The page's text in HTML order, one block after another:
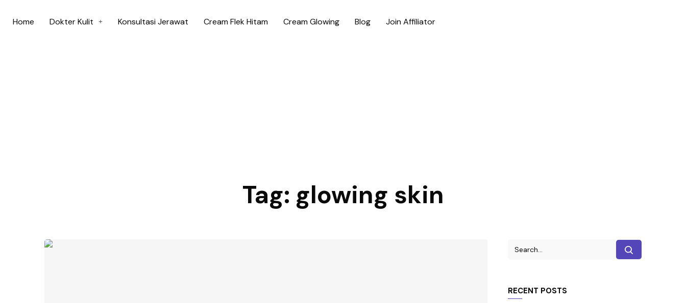
Home Dokter Kulit Konsultasi Jerawat Cream Flek Hitam Cream Glowing Blog Join Affiliator
Tag: glowing skin
RECENT POSTS